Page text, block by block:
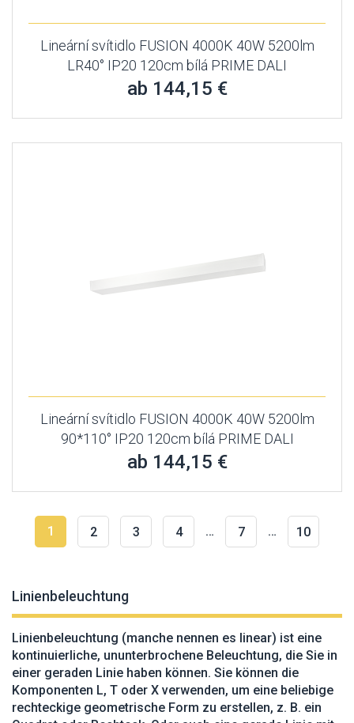
Lineární svítidlo FUSION 4000K 40W 5200lm
LR40° IP20 120cm bílá PRIME DALI
ab 144,15 €
Lineární svítidlo FUSION 4000K 40W 5200lm
90*110° IP20 120cm bílá PRIME DALI
ab 144,15 €
1 2 3 4 … 7 … 10
Linienbeleuchtung
Linienbeleuchtung (manche nennen es linear) ist eine
kontinuierliche, ununterbrochene Beleuchtung, die Sie in
einer geraden Linie haben können. Sie können die
Komponenten L, T oder X verwenden, um eine beliebige
rechteckige geometrische Form zu erstellen, z. B. ein